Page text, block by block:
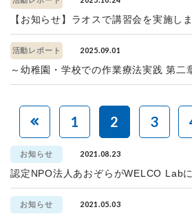
【お知らせ】ラオスで講習会を実施し
活動レポート 2025.09.01
～幼稚園・学校での作業療法実践 第二
1 2 3
お知らせ 2021.08.23
認定NPO法人あおぞらがWELCO Lab
お知らせ 2021.05.03